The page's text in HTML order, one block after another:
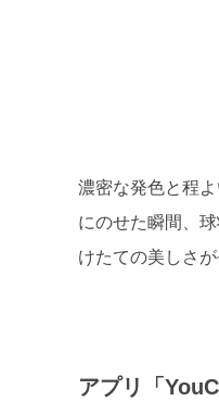
濃密な発色と程
にのせた瞬間、
けたての美しさ
アプリ「